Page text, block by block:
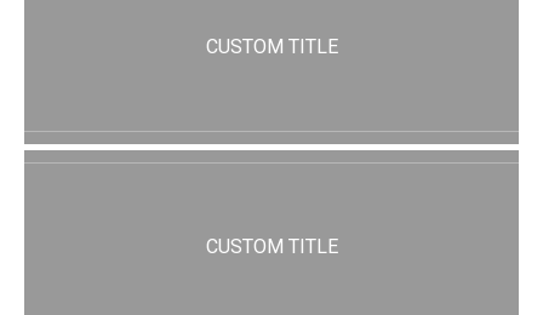
CUSTOM TITLE
CUSTOM TITLE